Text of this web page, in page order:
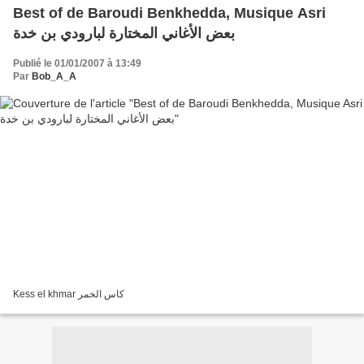
Best of de Baroudi Benkhedda, Musique Asri
بعض الأغاني المختارة لبارودي بن خدة
Publié le 01/01/2007 à 13:49
Par Bob_A_A
Kess el khmar كاس الخمر